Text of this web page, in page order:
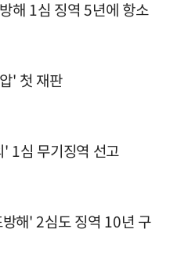
해 1심 징역 5년에 항소
' 첫 재판
1심 무기징역 선고
해' 2심도 징역 10년 구